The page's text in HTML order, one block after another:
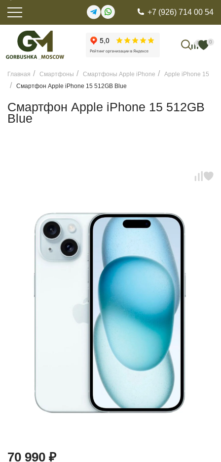
+7 (926) 714 00 54
0 0
Главная Смартфоны Смартфоны Apple iPhone
Apple iPhone 15
Смартфон Apple iPhone 15 512GB Blue
Смартфон Apple iPhone 15 512GB
Blue
70 990 ₽